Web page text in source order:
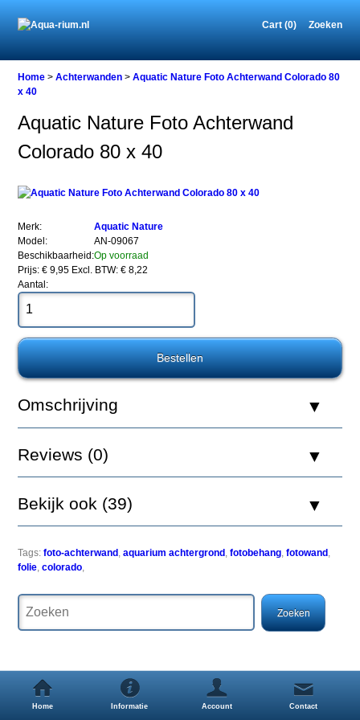
Cart (0) Zoeken
Home
Achterwanden
Aquatic
Nature
Achterwand
x
40
Aquatic
Nature
Foto
Achterwand
80
maar
zeer
manier
om
nooit
tevoren
Home >Achterwanden >Aquatic Nature Foto Achterwand Colorado 80
x 40
Aquatic Nature Foto Achterwand
Colorado 80 x 40
Merk:
Aquatic Nature
Model:
AN-09067
Beschikbaarheid:Op voorraad
Prijs: € 9,95 Excl. BTW: € 8,22
Aantal:
Omschrijving
Reviews (0)
Bekijk ook (39)
Tags: foto-achterwand ,aquarium achtergrond ,fotobehang,fotowand ,
folie,colorado,
Home Informatie Account Contact